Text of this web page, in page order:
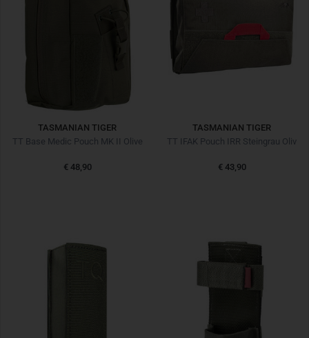
TASMANIAN TIGER
TT Base Medic Pouch MK II Olive
€ 48,90
TASMANIAN TIGER
TT IFAK Pouch IRR Steingrau Oliv
€ 43,90